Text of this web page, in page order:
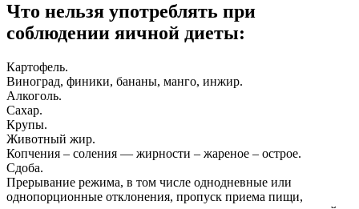
Что нельзя употреблять при
соблюдении яичной диеты:
Картофель.
Виноград, финики, бананы, манго, инжир.
Алкоголь.
Сахар.
Крупы.
Животный жир.
Копчения – соления — жирности – жареное – острое.
Сдоба.
Прерывание режима, в том числе однодневные или
однопорционные отклонения, пропуск приема пищи,